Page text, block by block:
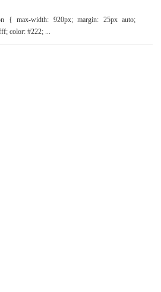
{ max-width: 920px; margin: 25px auto;
color: #222; ...